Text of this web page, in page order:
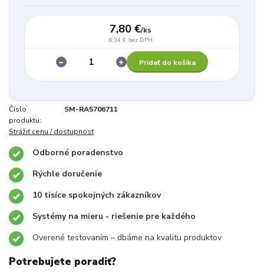
7,80 €/ks
6,34 € bez DPH
Pridať do košíka
Číslo
produktu:
SM-RA5706711
Strážiť cenu / dostupnosť
Odborné poradenstvo
Rýchle doručenie
10 tisíce spokojných zákazníkov
Systémy na mieru - riešenie pre každého
Overené testovaním – dbáme na kvalitu produktov
Potrebujete poradiť?